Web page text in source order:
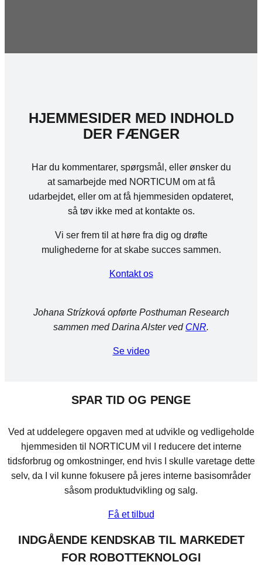
HJEMMESIDER MED INDHOLD
DER FÆNGER
Har du kommentarer, spørgsmål, eller ønsker du
at samarbejde med NORTICUM om at få
udarbejdet, eller om at få hjemmesiden opdateret,
så tøv ikke med at kontakte os.
Vi ser frem til at høre fra dig og drøfte
mulighederne for at skabe succes sammen.
Kontakt os
Johana Strízková opførte Posthuman Research
sammen med Darina Alster ved CNR.
Se video
SPAR TID OG PENGE
Ved at uddelegere opgaven med at udvikle og vedligeholde
hjemmesiden til NORTICUM vil I reducere det interne
tidsforbrug og omkostninger, end hvis I skulle varetage dette
selv, da I vil kunne fokusere på jeres interne basisområder
såsom produktudvikling og salg.
Få et tilbud
INDGÅENDE KENDSKAB TIL MARKEDET
FOR ROBOTTEKNOLOGI